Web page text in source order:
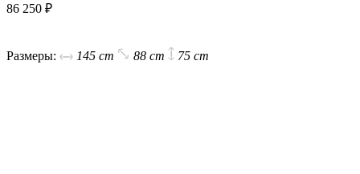
86 250 ₽
Размеры:
145 cm 88 cm 75 cm